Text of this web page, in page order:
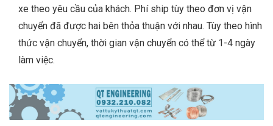
xe theo yêu cầu của khách. Phí ship tùy theo đơn vị vận
chuyển đã được hai bên thỏa thuận với nhau. Tùy theo hình
thức vận chuyển, thời gian vận chuyển có thể từ 1-4 ngày
làm việc.